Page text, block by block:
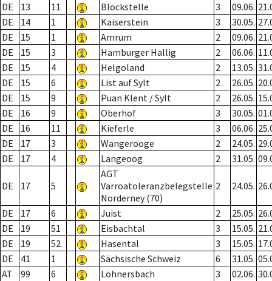
DE
13 11 Blockstelle 3 09.06.
DE
14 1 Kaiserstein 3 30.05.
DE
15 1 Amrum 2 09.06.
DE
15 3 Hamburger Hallig 2 06.06.
DE
15 4 Helgoland 2 13.05.
DE
15 6 List auf Sylt 2 26.05.
DE
15 9 Puan Klent / Sylt 2 26.05.
DE
16 9 Oberhof 3 30.05.
DE
16 11 Kieferle 3 06.06.
DE
17 3 Wangerooge 2 24.05.
DE
17 4 Langeoog 2 31.05.
DE 17 5
AGT
Varroatoleranzbelegstelle
Norderney (70)
2 24.05.
DE 17 6 Juist 2 25.05.
DE
19 51 Eisbachtal 3 15.05.
DE
19 52 Hasental 3 15.05.
DE
41 1 Sächsische Schweiz 6 31.05.
AT
99 6 Löhnersbach 3 02.06.